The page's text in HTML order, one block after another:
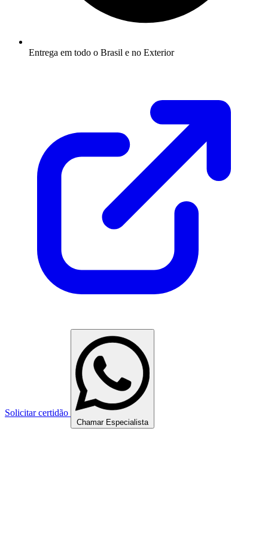
Entrega em todo o Brasil e no Exterior
Solicitar certidão
Chamar Especialista